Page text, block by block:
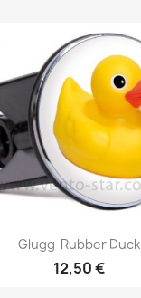
Glugg-Rubber Duck
12,50 €